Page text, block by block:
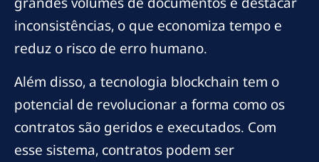
inconsistências, o que economiza tempo e
reduz o risco de erro humano.
Além disso, a tecnologia blockchain tem o
potencial de revolucionar a forma como os
contratos são geridos e executados. Com
esse sistema, contratos podem ser